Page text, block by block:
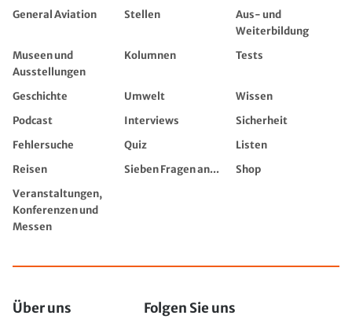
General Aviation
Stellen
Aus- und
Weiterbildung
Museen und
Ausstellungen
Kolumnen Tests
Geschichte Umwelt
Wissen
Podcast
Interviews
Sicherheit
Fehlersuche
Quiz
Listen
Reisen
Sieben Fragen an...
Shop
Veranstaltungen,
Konferenzen und
Messen
Über uns Folgen Sie uns